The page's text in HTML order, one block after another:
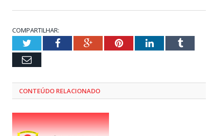
COMPARTILHAR:
TwitterFacebookGoogle+PinterestLinkedInTumblr
Email
CONTEÚDO RELACIONADO